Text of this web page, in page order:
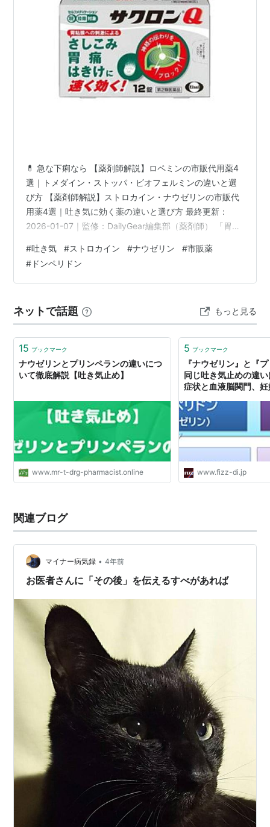
💊 急な下痢なら 【薬剤師解説】ロペミンの市販代用薬4
選｜トメダイン・ストッパ・ビオフェルミンの違いと選
び方 【薬剤師解説】ストロカイン・ナウゼリンの市販代
用薬4選｜吐き気に効く薬の違いと選び方 最終更新：
2026-01-07｜監修：DailyGear編集部（薬剤師） 「胃が
な症状で病院にかかると処方されることが多いのが「ス
トロカイン」や「ナウゼリン」です。ストロカイン（成
分：オキセサゼイン）は胃の痛みを麻痺させて鎮める
整えて吐き気を抑える薬です。ストロカインと同じ成分
の市販薬はありますが、ナウ…
#吐き気 #ストロカイン #ナウゼリン #市販薬
# ドンペリドン
ネットで話題 もっと見る
15 ブックマーク
ナウゼリンとプリンペランの違いにつ
いて徹底解説【吐き気止め】
www.mr-t-drg-pharmacist.online
5 ブックマーク
『ナウゼリン』と『
同じ吐き気止めの違
症状と血液脳関門、
www.fizz-di.jp
関連ブログ
マイナー病気録 • 4年前
お医者さんに「その後」を伝えるすべがあれば